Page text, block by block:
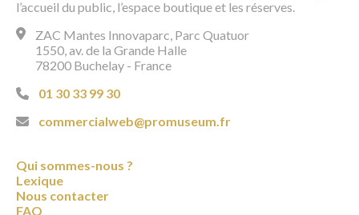
l’accueil du public, l’espace boutique et les réserves.
ZAC Mantes Innovaparc, Parc Quatuor
1550, av. de la Grande Halle
78200 Buchelay - France
01 30 33 99 30
commercialweb@promuseum.fr
Qui sommes-nous ?
Lexique
Nous contacter
FAQ